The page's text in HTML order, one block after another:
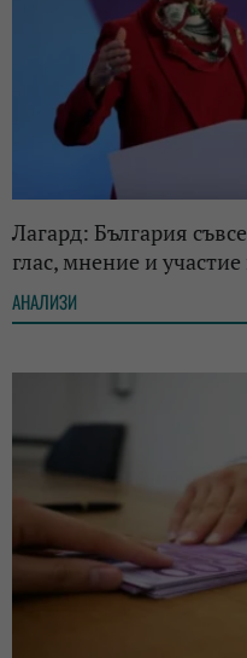
Лагард: България
глас, мнение и
АНАЛИЗИ